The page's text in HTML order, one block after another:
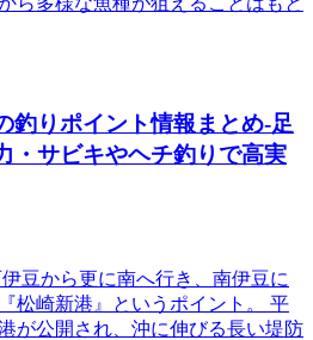
釣りポイント情報まとめ-足
・サビキやヘチ釣りで高実
豆から更に南へ行き、南伊豆に
松崎新港』というポイント。 平
が公開され、沖に伸びる長い堤防